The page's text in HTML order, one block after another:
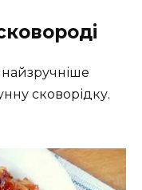
сковорідку.